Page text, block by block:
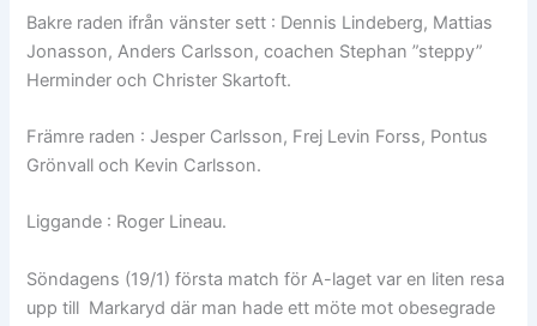
Bakre raden ifrån vänster sett : Dennis Lindeberg, Mattias
Jonasson, Anders Carlsson, coachen Stephan ”steppy”
Herminder och Christer Skartoft.
Främre raden : Jesper Carlsson, Frej Levin Forss, Pontus
Grönvall och Kevin Carlsson.
Liggande : Roger Lineau.
Söndagens (19/1) första match för A-laget var en liten resa
upp till Markaryd där man hade ett möte mot obesegrade